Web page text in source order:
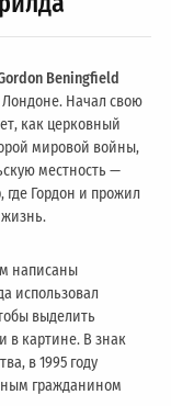
Beningfield
Лондоне. Начал свою
как церковный
мировой войны,
местность —
Гордон и прожил
написаны
использовал
выделить
в картине. В знак
в 1995 году
гражданином